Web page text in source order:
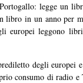
legge un
libro in un anno per
europei leggono
degli europei
consumo di radio